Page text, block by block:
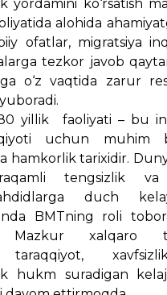
yordamini ko‘rsatish
alohida
ofatlar, migratsiya
tezkor javob
o‘z vaqtida zarur
yillik faoliyati – bu
uchun muhim
hamkorlik tarixidir.
raqamli tengsizlik
duch
BMTning roli
Mazkur xalqaro
taraqqiyot,
hukm suradigan